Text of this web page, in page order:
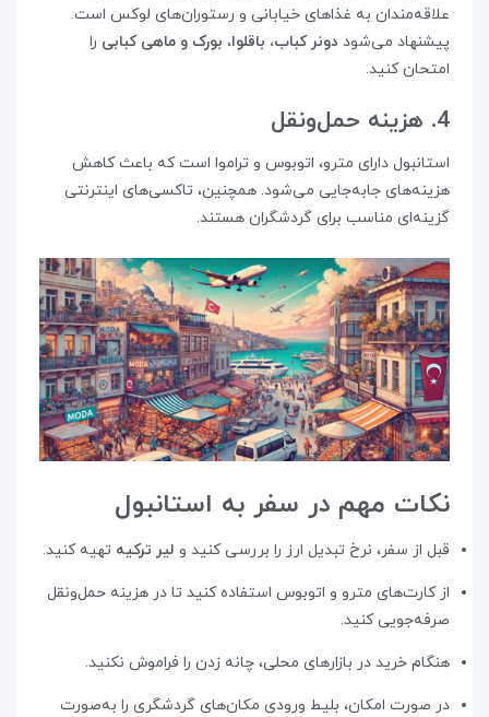
علاقه‌مندان به غذاهای خیابانی و رستوران‌های لوکس است.
پیشنهاد می‌شود دونر کباب، باقلوا، بورک و ماهی کبابی را
امتحان کنید.
4. هزینه حمل‌ونقل
استانبول دارای مترو، اتوبوس و تراموا است که باعث کاهش
هزینه‌های جا‌به‌جایی می‌شود. همچنین، تاکسی‌های اینترنتی
گزینه‌ای مناسب برای گردشگران هستند.
نکات مهم در سفر به استانبول
قبل از سفر، نرخ تبدیل ارز را بررسی کنید و لیر ترکیه تهیه کنید.
از کارت‌های مترو و اتوبوس استفاده کنید تا در هزینه حمل‌ونقل
صرفه‌جویی کنید.
هنگام خرید در بازارهای محلی، چانه زدن را فراموش نکنید.
در صورت امکان، بلیط ورودی مکان‌های گردشگری را به‌صورت